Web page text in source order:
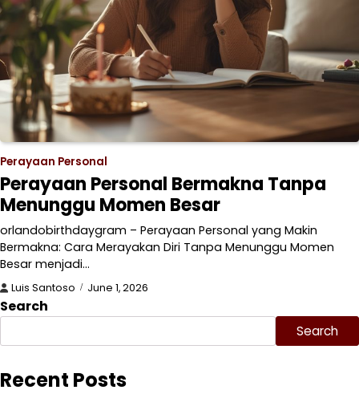
Perayaan Personal
Perayaan Personal Bermakna Tanpa
Menunggu Momen Besar
orlandobirthdaygram – Perayaan Personal yang Makin
Bermakna: Cara Merayakan Diri Tanpa Menunggu Momen
Besar menjadi…
Luis Santoso June 1, 2026
Search
Search
Recent Posts